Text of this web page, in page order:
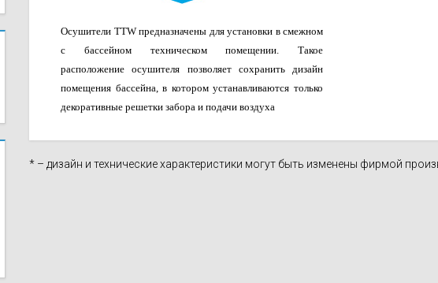
Осушители TTW предназначены для установки в смежном
с бассейном техническом помещении. Такое
расположение осушителя позволяет сохранить дизайн
помещения бассейна, в котором устанавливаются только
декоративные решетки забора и подачи воздуха
* – дизайн и технические характеристики могут быть изменены фирмой